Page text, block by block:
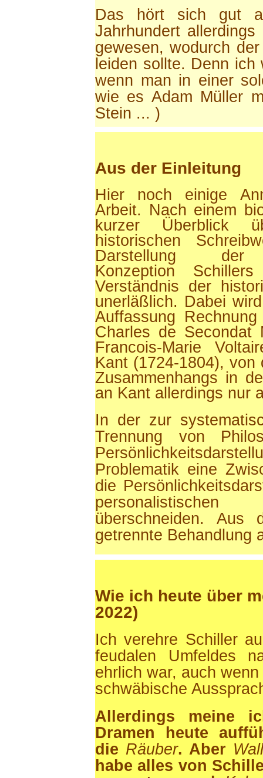
Das hört sich gut
Jahrhundert
gewesen, wodurch
leiden sollte. Denn
wenn man in einer
wie es Adam Müller
Stein ... )
Aus der Einleitung
Hier noch einige
Arbeit. Nach einem
kurzer Überblick
historischen
Darstellung der
Konzeption
Verständnis der
unerläßlich. Dabei
Auffassung
Charles de Secondat
Francois-Marie
Kant (1724-1804),
Zusammenhangs in
an Kant allerdings nur
In der zur
Trennung von
Problematik eine
die
überschneiden. Aus
getrennte Behandlung
Wie ich heute über
2022)
Ich verehre Schiller
feudalen Umfeldes
ehrlich war, auch
schwäbische
Allerdings meine
Dramen heute
die Räuber. Aber
habe alles von